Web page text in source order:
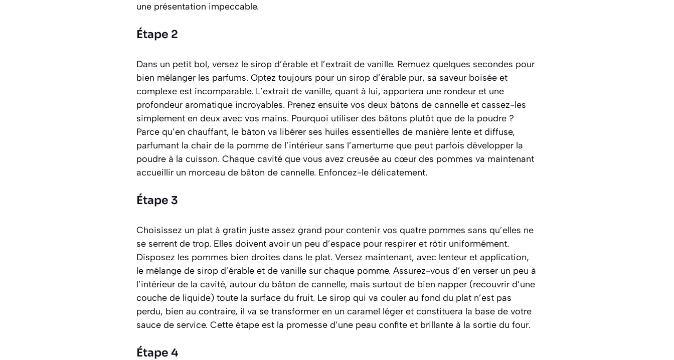
une présentation impeccable.
Étape 2
Dans un petit bol, versez le sirop d’érable et l’extrait de vanille. Remuez quelques secondes pour
bien mélanger les parfums. Optez toujours pour un sirop d’érable pur, sa saveur boisée et
complexe est incomparable. L’extrait de vanille, quant à lui, apportera une rondeur et une
profondeur aromatique incroyables. Prenez ensuite vos deux bâtons de cannelle et cassez-les
simplement en deux avec vos mains. Pourquoi utiliser des bâtons plutôt que de la poudre ?
Parce qu’en chauffant, le bâton va libérer ses huiles essentielles de manière lente et diffuse,
parfumant la chair de la pomme de l’intérieur sans l’amertume que peut parfois développer la
poudre à la cuisson. Chaque cavité que vous avez creusée au cœur des pommes va maintenant
accueillir un morceau de bâton de cannelle. Enfoncez-le délicatement.
Étape 3
Choisissez un plat à gratin juste assez grand pour contenir vos quatre pommes sans qu’elles ne
se serrent de trop. Elles doivent avoir un peu d’espace pour respirer et rôtir uniformément.
Disposez les pommes bien droites dans le plat. Versez maintenant, avec lenteur et application,
le mélange de sirop d’érable et de vanille sur chaque pomme. Assurez-vous d’en verser un peu à
l’intérieur de la cavité, autour du bâton de cannelle, mais surtout de bien napper (recouvrir d’une
couche de liquide) toute la surface du fruit. Le sirop qui va couler au fond du plat n’est pas
perdu, bien au contraire, il va se transformer en un caramel léger et constituera la base de votre
sauce de service. Cette étape est la promesse d’une peau confite et brillante à la sortie du four.
Étape 4